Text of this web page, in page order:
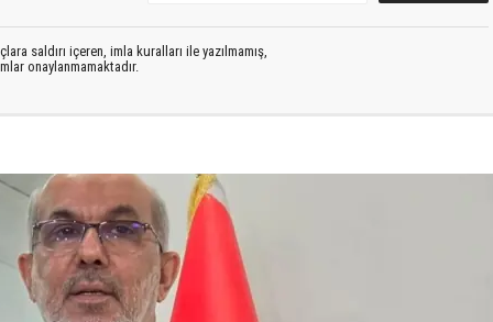
saldırı içeren, imla kuralları ile yazılmamış,
onaylanmamaktadır.